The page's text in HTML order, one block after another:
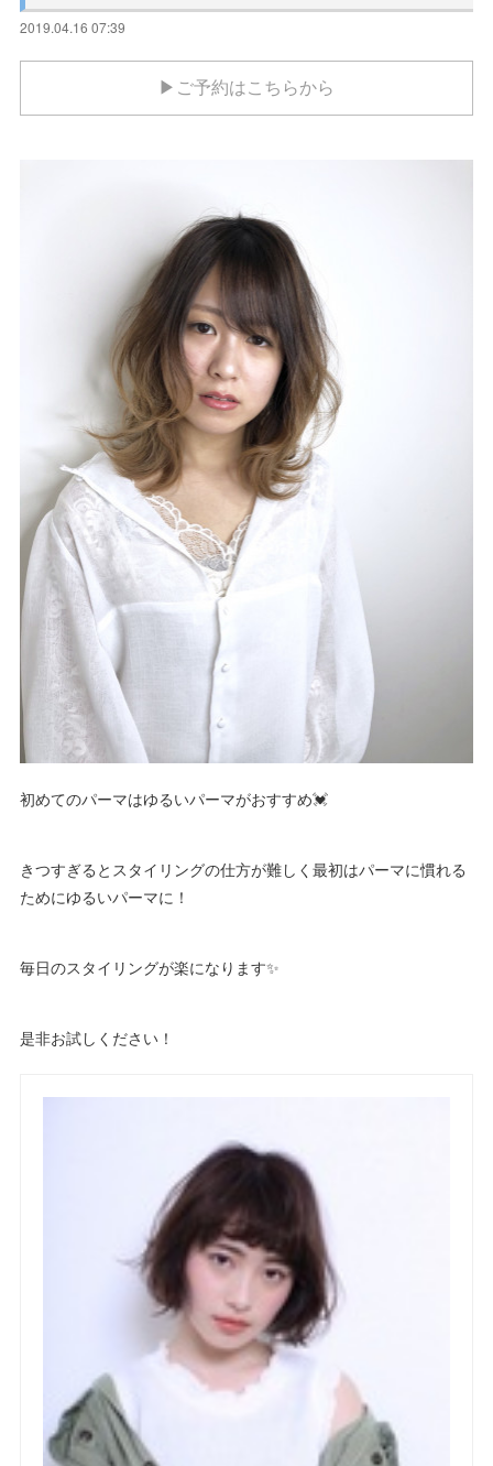
2019.04.16 07:39
▶ご予約はこちらから
初めてのパーマはゆるいパーマがおすすめ💓
きつすぎるとスタイリングの仕方が難しく最初はパーマに慣れる
ためにゆるいパーマに！
毎日のスタイリングが楽になります✨
是非お試しください！